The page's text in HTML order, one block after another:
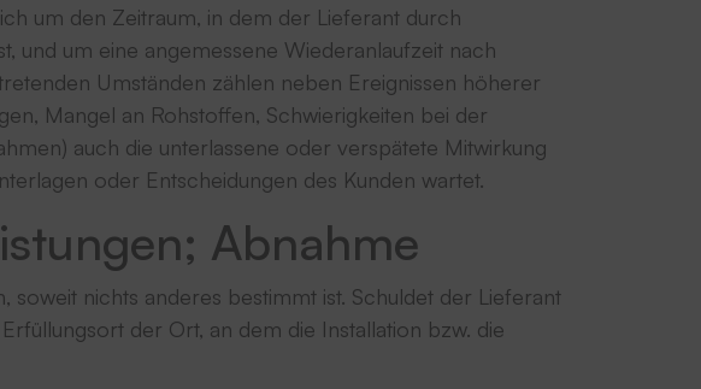
um den Zeitraum, in dem der Lieferant durch
und um eine angemessene Wiederanlaufzeit nach
Umständen zählen neben Ereignissen höherer
Mangel an Rohstoffen, Schwierigkeiten bei der
auch die unterlassene oder verspätete Mitwirkung
oder Entscheidungen des Kunden wartet.
Abnahme
soweit nichts anderes bestimmt ist. Schuldet der Lieferant
der Ort, an dem die Installation bzw. die